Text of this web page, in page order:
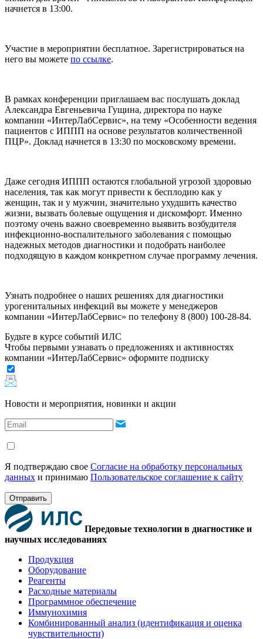
начнется в 13:00.
Участие в мероприятии бесплатное. Зарегистрироваться на
него вы можете по ссылке.
В рамках конференции приглашаем вас послушать доклад
Александра Евгеньевича Гущина, директора по науке
компании «ИнтерЛабСервис», на тему «Особенности ведения
пациентов с ИППП на основе результатов количественной
ПЦР». Доклад начнется в 13:30 по московскому времени.
Даже сегодня ИППП остаются глобальной угрозой здоровью
населения, так как могут привести к бесплодию как у
женщин, так и у мужчин, значительно ухудшить качество
жизни, вызвать болевые ощущения и дискомфорт. Именно
поэтому очень важно своевременно выявить возбудителя
инфекционно-воспалительного заболевания с помощью
надежных методов диагностики и подобрать наиболее
подходящую в каждом конкретном случае программу лечения.
Узнать подробнее о наших решениях для диагностики
урогенитальных инфекций вы можете у менеджеров
компании «ИнтерЛабСервис» по телефону 8 (800) 100-28-84.
Будьте в курсе событий ИЛС
Чтобы первыми узнавать о предложениях и активностях
компании «ИнтерЛабСервис» оформите подписку
Новости и мероприятия, новинки и акции
Я подтверждаю свое Согласие на обработку персональных
данных и принимаю Пользовательское соглашение к сайту
Отправить
Передовые технологии в диагностике и
научных исследованиях
Продукция
Оборудование
Реагенты
Расходные материалы
Программное обеспечение
Иммунохимия
Комбинированный анализ (идентификация и оценка
чувствительности)